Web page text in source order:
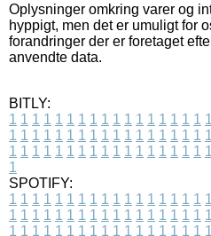
Oplysninger omkring varer og
hyppigt, men det er umuligt for
forandringer der er foretaget
anvendte data.
BITLY:
1 1 1 1 1 1 1 1 1 1 1 1 1 1 1 1 1 1
1 1 1 1 1 1 1 1 1 1 1 1 1 1 1 1 1 1
1 1 1 1 1 1 1 1 1 1 1 1 1 1 1 1 1 1
1
SPOTIFY:
1 1 1 1 1 1 1 1 1 1 1 1 1 1 1 1 1 1
1 1 1 1 1 1 1 1 1 1 1 1 1 1 1 1 1 1
1 1 1 1 1 1 1 1 1 1 1 1 1 1 1 1 1 1